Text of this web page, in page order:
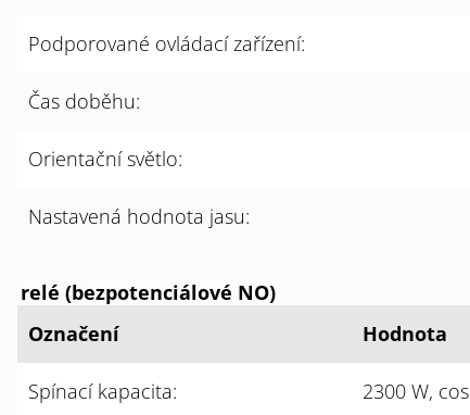
Podporované ovládací zařízení:
Čas doběhu:
Orientační světlo:
Nastavená hodnota jasu:
relé (bezpotenciálové NO)
Označení
Hodnota
Spínací kapacita: 2300 W, cos